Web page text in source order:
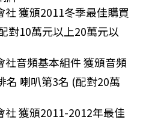
獲頒2011冬季最佳購買
對10萬元以上20萬元以
音頻基本組件 獲頒音頻
名 喇叭第3名 (配對20萬
社 獲頒2011-2012年最佳